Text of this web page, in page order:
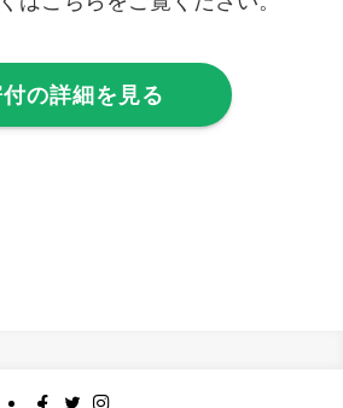
の詳細を見る